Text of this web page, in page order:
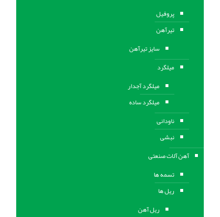
پروفیل
تیرآهن
سایز تیرآهن
میلگرد
میلگرد آجدار
میلگرد ساده
ناودانی
نبشی
آهن آلات صنعتی
تسمه ها
ریل ها
ریل آهن